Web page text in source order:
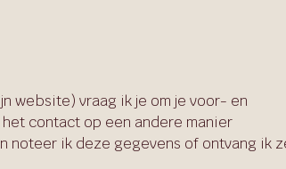
website) vraag ik je om je voor- en
contact op een andere manier
ik deze gegevens of ontvang ik